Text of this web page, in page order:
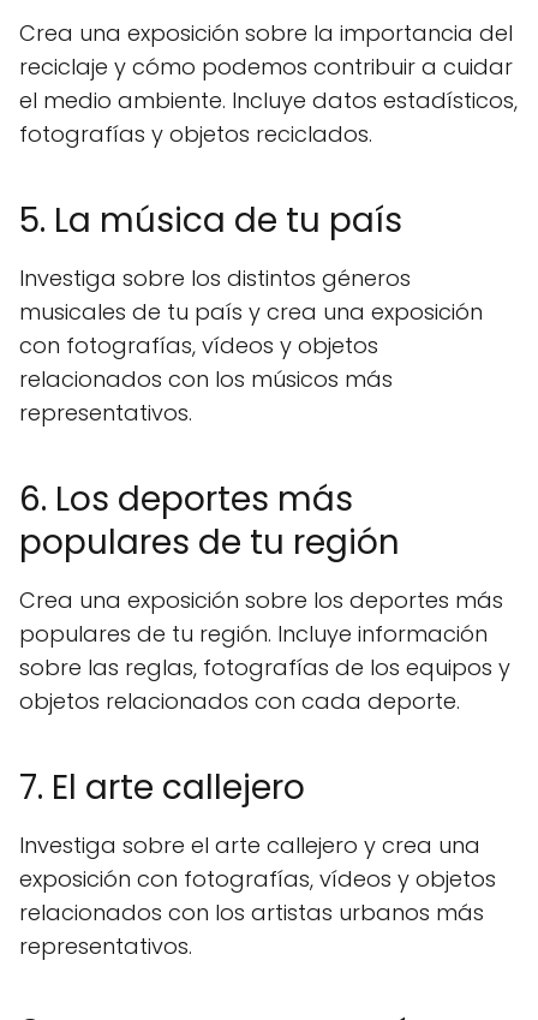
Crea una exposición sobre la importancia del
reciclaje y cómo podemos contribuir a cuidar
el medio ambiente. Incluye datos estadísticos,
fotografías y objetos reciclados.
5. La música de tu país
Investiga sobre los distintos géneros
musicales de tu país y crea una exposición
con fotografías, vídeos y objetos
relacionados con los músicos más
representativos.
6. Los deportes más
populares de tu región
Crea una exposición sobre los deportes más
populares de tu región. Incluye información
sobre las reglas, fotografías de los equipos y
objetos relacionados con cada deporte.
7. El arte callejero
Investiga sobre el arte callejero y crea una
exposición con fotografías, vídeos y objetos
relacionados con los artistas urbanos más
representativos.